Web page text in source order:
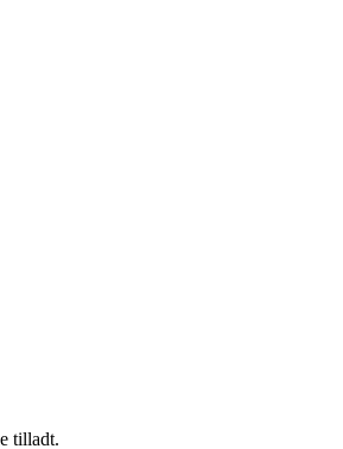
tilladt.